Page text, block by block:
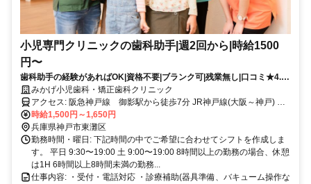
小児専門クリニックの歯科助手|週2回から|時給1500
円〜
歯科助手の経験があればOK|資格不要|ブランク可|残業無し|口コミ★4.8
の小児歯科|子ども好き歓迎|
みかげ小児歯科・矯正歯科クリニック
アクセス: 阪急神戸線 御影駅から徒歩7分 JR神戸線(大阪～神戸) 住
吉駅から徒歩で7分 阪神本線 御影駅から徒歩で7分
時給1,500円～1,650円
兵庫県神戸市東灘区
勤務時間・曜日: 下記時間の中でご希望に合わせてシフトを作成しま
す。 平日 9:30〜19:00 土 9:00〜19:00 8時間以上の勤務の場合、休憩
は1H 6時間以上8時間未満の勤務...
仕事内容: ・受付・電話対応 ・診療補助(器具準備、バキューム操作な